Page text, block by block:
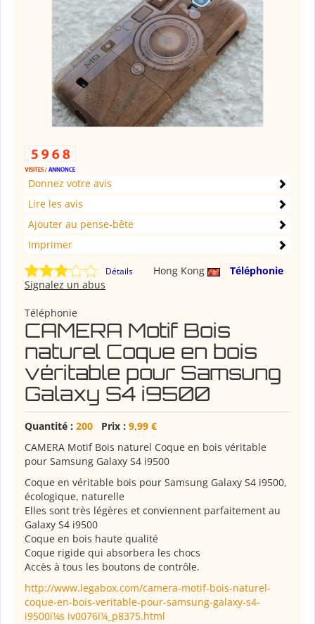
Donnez votre avis
Lire les avis
Ajouter au pense-bête
Imprimer
Détails Hong Kong
Téléphonie
Signalez un abus
Téléphonie
CAMERA Motif Bois
naturel Coque en bois
véritable pour Samsung
Galaxy S4 i9500
Quantité : 200 Prix : 9,99 €
CAMERA Motif Bois naturel Coque en bois véritable
pour Samsung Galaxy S4 i9500
Coque en véritable bois pour Samsung Galaxy S4 i9500,
écologique, naturelle
Elles sont très légères et conviennent parfaitement au
Galaxy S4 i9500
Coque en bois haute qualité
Coque rigide qui absorbera les chocs
Accès à tous les boutons de contrôle.
http://www.legabox.com/camera-motif-bois-naturel-
coque-en-bois-veritable-pour-samsung-galaxy-s4-
i9500ï¼s iv0076ï¼_p8375.html